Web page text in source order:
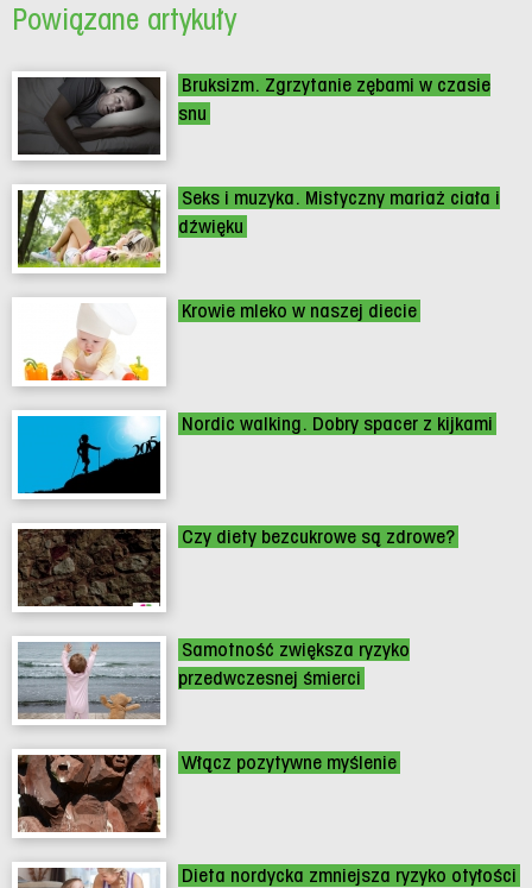
Powiązane artykuły
Bruksizm. Zgrzytanie zębami w czasie
snu
Seks i muzyka. Mistyczny mariaż ciała i
dźwięku
Krowie mleko w naszej diecie
Nordic walking. Dobry spacer z kijkami
Czy diety bezcukrowe są zdrowe?
Samotność zwiększa ryzyko
przedwczesnej śmierci
Włącz pozytywne myślenie
Dieta nordycka zmniejsza ryzyko otyłości